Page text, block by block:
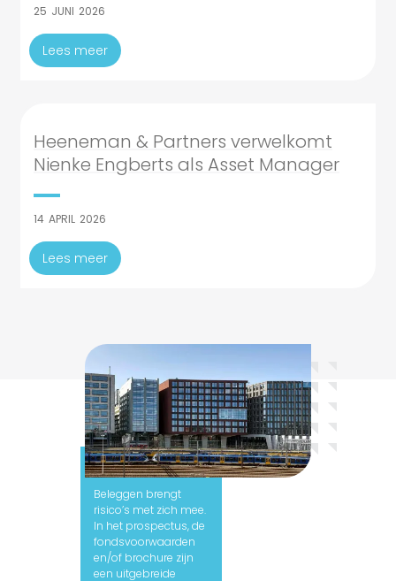
25 JUNI 2026
Lees meer
Heeneman & Partners verwelkomt
Nienke Engberts als Asset Manager
14 APRIL 2026
Lees meer
Let op:
Beleggen brengt
risico’s met zich mee.
In het prospectus, de
fondsvoorwaarden
en/of brochure zijn
een uitgebreide